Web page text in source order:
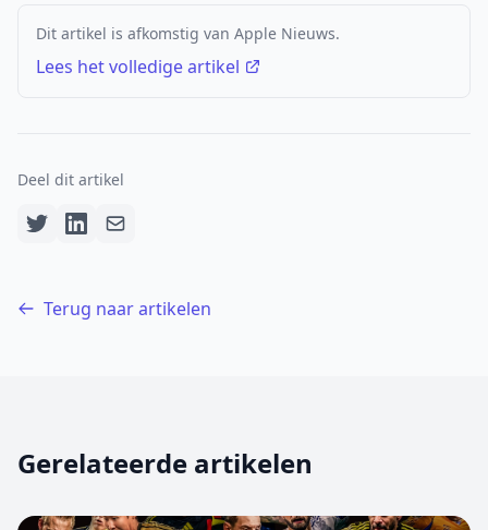
Dit artikel is afkomstig van Apple Nieuws.
Lees het volledige artikel
Deel dit artikel
Terug naar artikelen
Gerelateerde artikelen